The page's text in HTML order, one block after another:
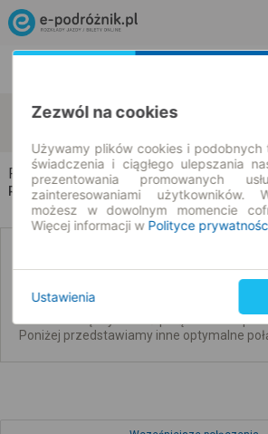
Ruda Śląska Kraków
Ruda Śląska → Kraków
Rozkład jazdy i bilety
połączenia z przesiadkami.
Poniżej przedstawiamy inne optymalne
Zezwól na cookies
Używamy plików cookies i podobnych
świadczenia i ciągłego ulepszania
prezentowania promowanych
zainteresowaniami użytkowników.
możesz w dowolnym momencie
Więcej informacji w Polityce
Ustawienia